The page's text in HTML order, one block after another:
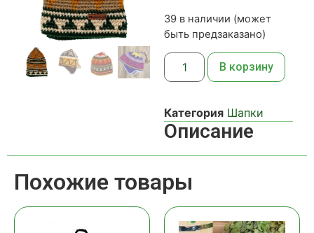
39 в наличии (может
быть предзаказано)
В корзину
Категория Шапки
Описание
Похожие товары